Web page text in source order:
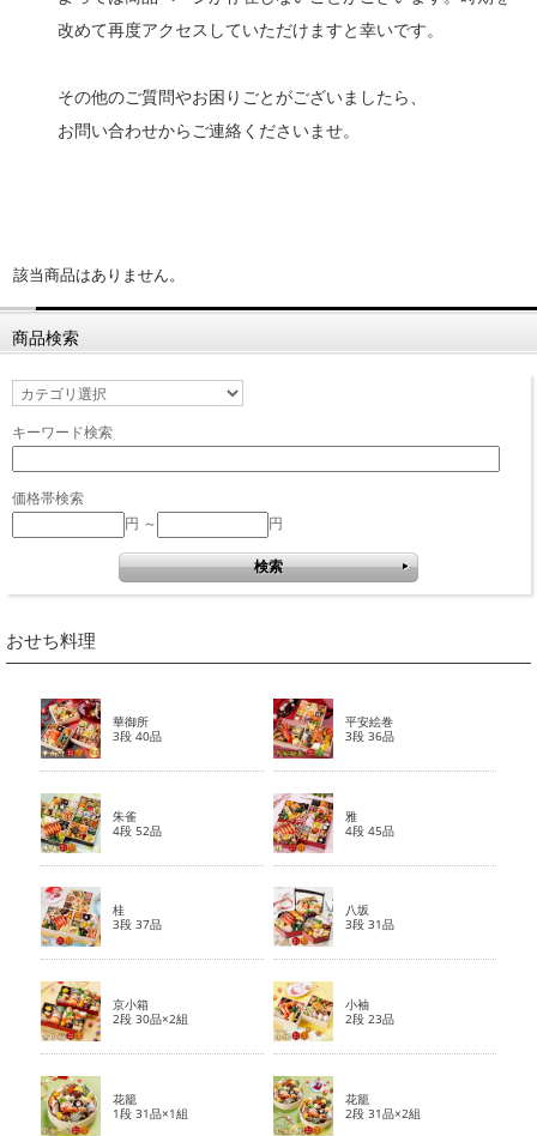
改めて再度アクセスしていただけますと幸いです。
その他のご質問やお困りごとがございましたら、
お問い合わせからご連絡くださいませ。
該当商品はありません。
商品検索
キーワード検索
価格帯検索
円 ～
円
おせち料理
華御所
3段 40品
平安絵巻
3段 36品
朱雀
4段 52品
雅
4段 45品
桂
3段 37品
八坂
3段 31品
京小箱
2段 30品×2組
小袖
2段 23品
花籠
1段 31品×1組
花籠
2段 31品×2組